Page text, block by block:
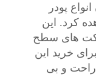
پودر
کرد. این
های سطح
خرید این
راحت و بی